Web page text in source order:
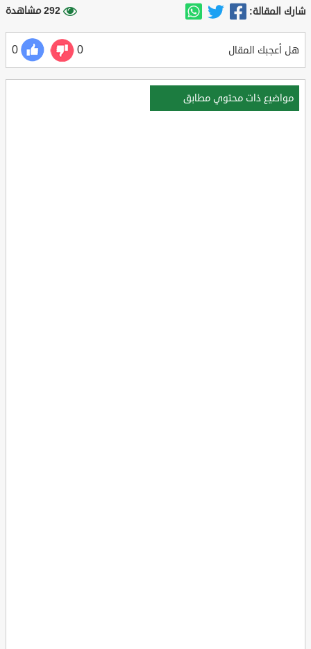
شارك المقالة: 292 مشاهدة
هل أعجبك المقال 0
0
مواضيع ذات محتوي مطابق